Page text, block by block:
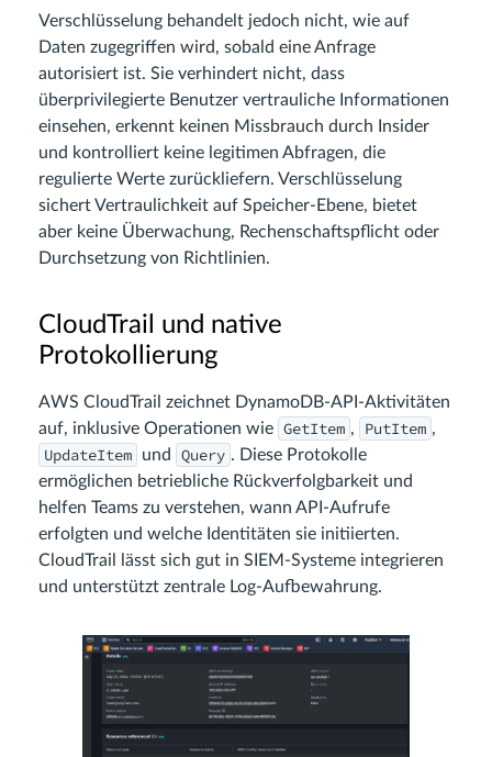
Verschlüsselung behandelt jedoch nicht, wie auf
Daten zugegriffen wird, sobald eine Anfrage
autorisiert ist. Sie verhindert nicht, dass
überprivilegierte Benutzer vertrauliche Informationen
einsehen, erkennt keinen Missbrauch durch Insider
und kontrolliert keine legitimen Abfragen, die
regulierte Werte zurückliefern. Verschlüsselung
sichert Vertraulichkeit auf Speicher-Ebene, bietet
aber keine Überwachung, Rechenschaftspflicht oder
Durchsetzung von Richtlinien.
CloudTrail und native
Protokollierung
AWS CloudTrail zeichnet DynamoDB-API-Aktivitäten
auf, inklusive Operationen wie GetItem , PutItem ,
UpdateItem und Query . Diese Protokolle
ermöglichen betriebliche Rückverfolgbarkeit und
helfen Teams zu verstehen, wann API-Aufrufe
erfolgten und welche Identitäten sie initiierten.
CloudTrail lässt sich gut in SIEM-Systeme integrieren
und unterstützt zentrale Log-Aufbewahrung.